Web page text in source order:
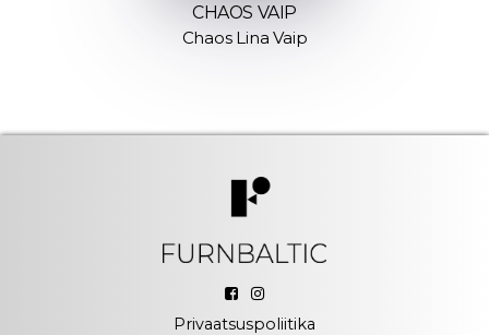
CHAOS VAIP
Chaos Lina Vaip
Privaatsuspoliitika